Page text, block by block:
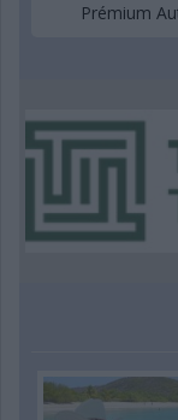
Prémium